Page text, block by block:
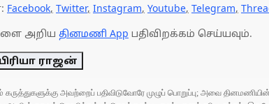
Facebook, Twitter, Instagram, Youtube, Telegram,
அறிய தினமணி App பதிவிறக்கம் செய்யவும்.
ராஜன்
கருத்துகளுக்கு அவற்றைப் பதிவிடுவோரே முழுப் பொறுப்பு; அவை